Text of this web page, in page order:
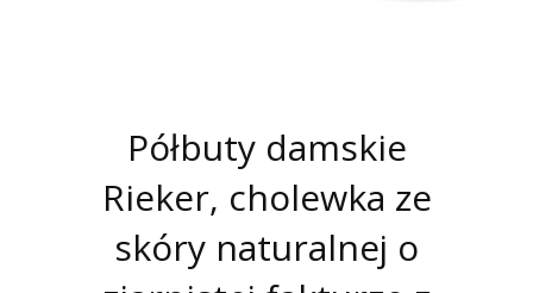
Półbuty damskie
Rieker, cholewka ze
skóry naturalnej o